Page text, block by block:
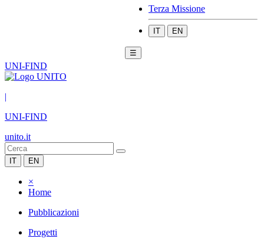
Terza Missione
IT EN
☰
UNI-FIND
|
UNI-FIND
unito.it
IT EN
×
Home
Pubblicazioni
Progetti